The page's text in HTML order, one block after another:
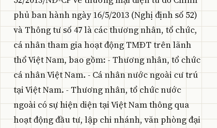
phủ ban hành ngày 16/5/2013 (Nghị định số 52)
và Thông tư số 47 là các thương nhân, tổ chức,
cá nhân tham gia hoạt động TMĐT trên lãnh
thổ Việt Nam, bao gồm: - Thương nhân, tổ chức
cá nhân Việt Nam. - Cá nhân nước ngoài cư trú
tại Việt Nam. - Thương nhân, tổ chức nước
ngoài có sự hiện diện tại Việt Nam thông qua
hoạt động đầu tư, lập chi nhánh, văn phòng đại